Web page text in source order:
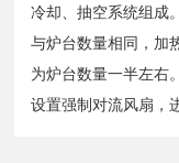
冷却、抽空系统组成
与炉台数量相同，加
为炉台数量一半左右
设置强制对流风扇，